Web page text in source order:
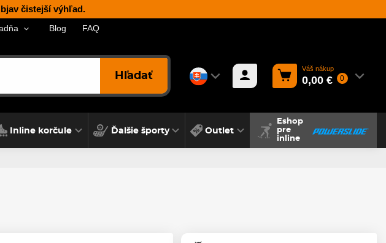
čistejší výhľad.
Blog FAQ
Hľadať
Váš nákup
0,00 € 0
Inline korčule Ďalšie športy Outlet
Eshop
pre
inline